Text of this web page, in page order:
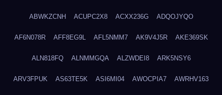
ABWKZCNH ACUPC2X8 ACXX236G ADQOJYQO
AF6N078R AFF8EG9L AFL5NMM7 AK9V4J5R AKE369SK
ALN818FQ ALNMMGQA ALZWDEI8 ARK5NSY6
ARV3FPUK AS63TE5K ASI6MI04 AWOCPIA7 AWRHV163